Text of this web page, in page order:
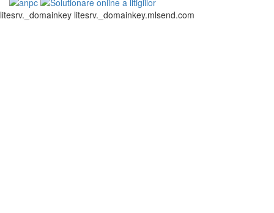
litesrv._domainkey litesrv._domainkey.mlsend.com